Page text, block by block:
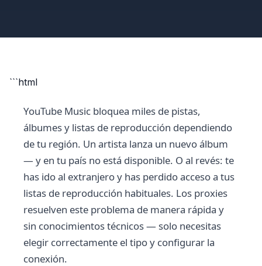
```html
YouTube Music bloquea miles de pistas,
álbumes y listas de reproducción dependiendo
de tu región. Un artista lanza un nuevo álbum
— y en tu país no está disponible. O al revés: te
has ido al extranjero y has perdido acceso a tus
listas de reproducción habituales. Los proxies
resuelven este problema de manera rápida y
sin conocimientos técnicos — solo necesitas
elegir correctamente el tipo y configurar la
conexión.